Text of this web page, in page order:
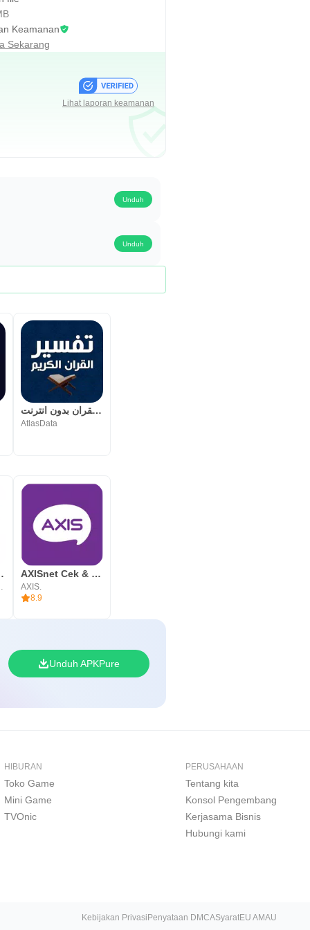
Keamanan
Sekarang
Lihat laporan keamanan
Unduh
Unduh
تفسير القران بدون انترنت
AtlasData
AXISnet Cek & Beli Kuota Data
AXIS.
8.9
Unduh APKPure
HIBURAN
Toko Game
Mini Game
TVOnic
PERUSAHAAN
Tentang kita
Konsol Pengembang
Kerjasama Bisnis
Hubungi kami
Kebijakan PrivasiPenyataan DMCASyaratEU AMAU